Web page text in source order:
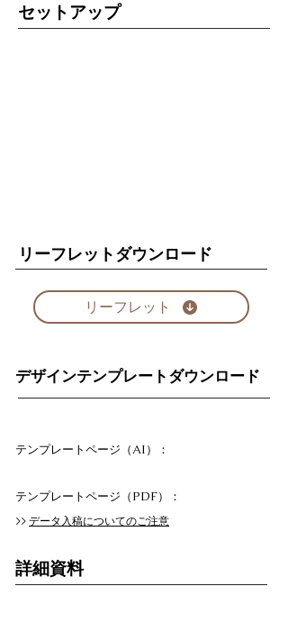
セットアップ
リーフレットダウンロード
リーフレット
デザインテンプレートダウンロード
テンプレートページ（AI）：
テンプレートページ（PDF）：
>>データ入稿についてのご注意
詳細資料